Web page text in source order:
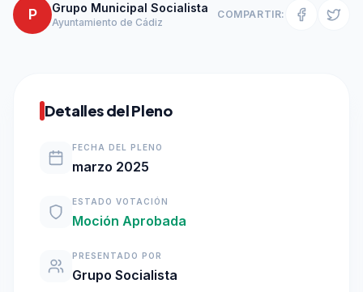
P Grupo Municipal Socialista
Ayuntamiento de Cádiz
COMPARTIR:
Detalles del Pleno
FECHA DEL PLENO
marzo 2025
ESTADO VOTACIÓN
Moción Aprobada
PRESENTADO POR
Grupo Socialista